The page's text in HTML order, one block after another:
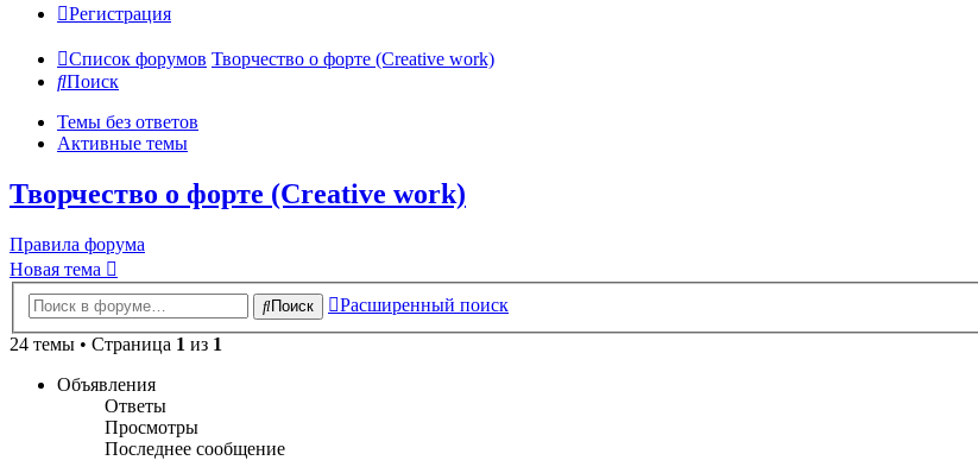
Регистрация
Список форумов Творчество о форте (Creative work)
Поиск
Темы без ответов
Активные темы
Творчество о форте (Creative work)
Правила форума
Новая тема
Поиск
Расширенный поиск
24 темы • Страница 1 из 1
Объявления
Ответы
Просмотры
Последнее сообщение